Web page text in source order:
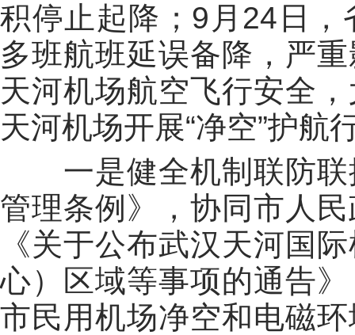
积停止起降；9月24日
多班航班延误备降，严
天河机场航空飞行安全
天河机场开展“净空”护航
一是健全机制联防联
管理条例》，协同市人
《关于公布武汉天河国
心）区域等事项的通告
市民用机场净空和电磁